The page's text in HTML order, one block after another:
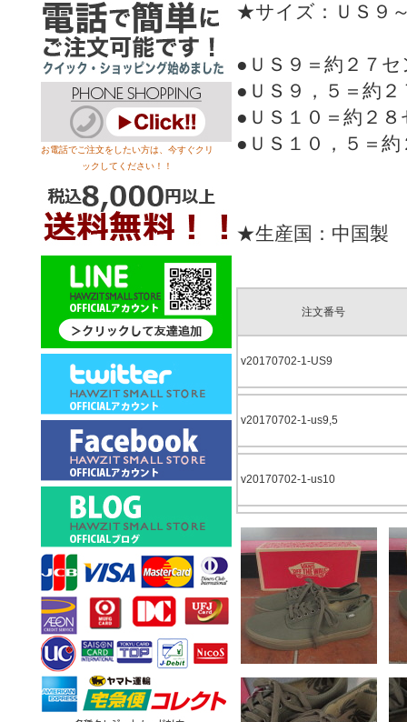
お電話でご注文をしたい方は、今すぐクリ
ックしてください！！
★サイズ：ＵＳ９
●ＵＳ９＝約２７
●ＵＳ９，５＝約
●ＵＳ１０＝約２
●ＵＳ１０，５＝
★生産国：中国製
注文番号
v20170702-1-US9
v20170702-1-us9,5
v20170702-1-us10